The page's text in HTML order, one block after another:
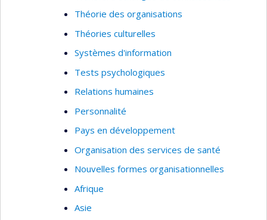
Théorie des organisations
Théories culturelles
Systèmes d'information
Tests psychologiques
Relations humaines
Personnalité
Pays en développement
Organisation des services de santé
Nouvelles formes organisationnelles
Afrique
Asie